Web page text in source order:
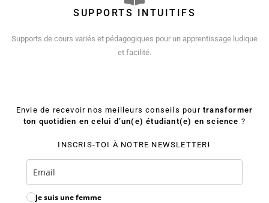
SUPPORTS INTUITIFS
Supports de cours variés et pédagogiques pour un apprentissage ludique
et facilité.
Envie de recevoir nos meilleurs conseils pour transformer
ton quotidien en celui d’un(e) étudiant(e) en science ?
INSCRIS-TOI À NOTRE NEWSLETTER⭣
Je suis une femme